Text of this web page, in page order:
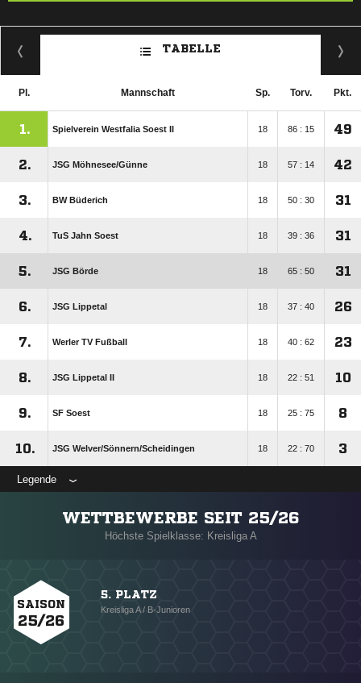
TABELLE
Pl. Mannschaft Sp. Torv. Pkt.
1. Spielverein Westfalia Soest II 18 86 : 15 49
2. JSG Möhnesee/​Günne 18 57 : 14 42
3. BW Büderich 18 50 : 30 31
4. TuS Jahn Soest 18 39 : 36 31
5. JSG Börde 18 65 : 50 31
6. JSG Lippetal 18 37 : 40 26
7. Werler TV Fußball 18 40 : 62 23
8. JSG Lippetal II 18 22 : 51 10
9. SF Soest 18 25 : 75 8
10. JSG Welver/​Sönnern/​Scheidingen 18 22 : 70 3
Legende
WETTBEWERBE SEIT 25/26
Höchste Spielklasse: Kreisliga A
SAISON
25/26
5. PLATZ
Kreisliga A / B-Junioren